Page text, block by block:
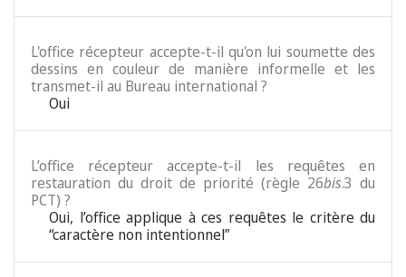
L'office récepteur accepte-t-il qu'on lui soumette des
dessins en couleur de manière informelle et les
transmet-il au Bureau international ?
Oui
L’office récepteur accepte-t-il les requêtes en
restauration du droit de priorité (règle 26bis.3 du
PCT) ?
Oui, l’office applique à ces requêtes le critère du
“caractère non intentionnel”